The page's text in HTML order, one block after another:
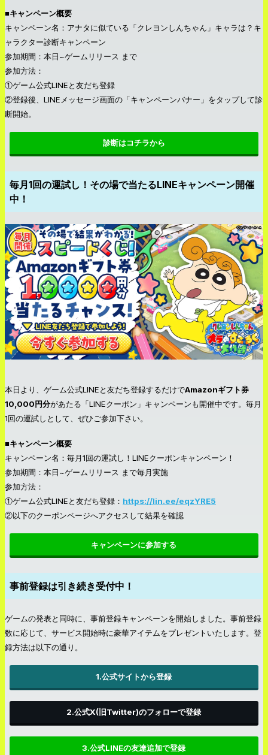
■キャンペーン概要
キャンペーン名：アナタに似ている「クレヨンしんちゃん」キャラは？キ
ャラクター診断キャンペーン
参加期間：本日~ゲームリリース まで
参加方法：
①ゲーム公式LINEと友だち登録
②登録後、LINEメッセージ画面の「キャンペーンバナー」をタップして診
断開始。
診断はコチラから
毎月1回の運試し！その場で当たるLINEキャンペーン開催
中！
本日より、ゲーム公式LINEと友だち登録するだけでAmazonギフト券
10,000円分があたる「LINEクーポン」キャンペーンも開催中です。毎月
1回の運試しとして、ぜひご参加下さい。
■キャンペーン概要
キャンペーン名：毎月1回の運試し！LINEクーポンキャンペーン！
参加期間：本日~ゲームリリース まで毎月実施
参加方法：
①ゲーム公式LINEと友だち登録： https://lin.ee/eqzYRE5
②以下のクーポンページへアクセスして結果を確認
キャンペーンに参加する
事前登録は引き続き受付中！
ゲームの発表と同時に、事前登録キャンペーンを開始しました。事前登録
数に応じて、サービス開始時に豪華アイテムをプレゼントいたします。登
録方法は以下の通り。
1.公式サイトから登録
2.公式X(旧Twitter)のフォローで登録
3.公式LINEの友達追加で登録